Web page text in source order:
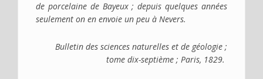
de porcelaine de Bayeux ; depuis quelques années
seulement on en envoie un peu à Nevers.
Bulletin des sciences naturelles et de géologie ;
tome dix-septième ; Paris, 1829.